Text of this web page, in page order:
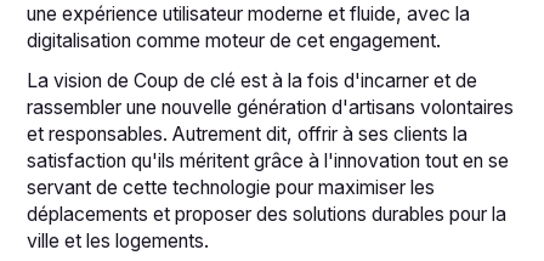
une expérience utilisateur moderne et fluide, avec la
digitalisation comme moteur de cet engagement.
La vision de Coup de clé est à la fois d'incarner et de
rassembler une nouvelle génération d'artisans volontaires
et responsables. Autrement dit, offrir à ses clients la
satisfaction qu'ils méritent grâce à l'innovation tout en se
servant de cette technologie pour maximiser les
déplacements et proposer des solutions durables pour la
ville et les logements.